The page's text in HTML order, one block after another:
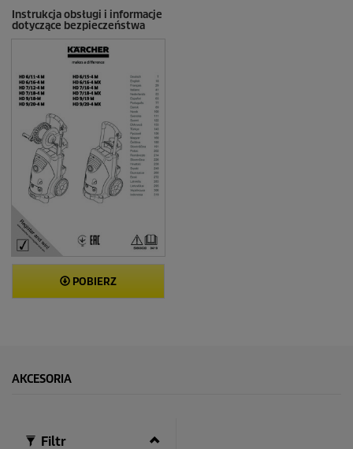
Instrukcja obsługi i informacje
dotyczące bezpieczeństwa
POBIERZ
AKCESORIA
Filtr